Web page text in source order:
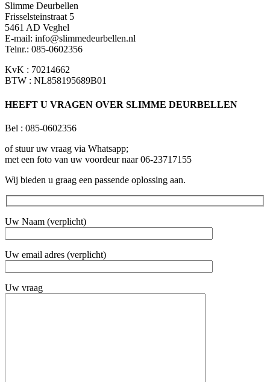
Slimme Deurbellen
Frisselsteinstraat 5
5461 AD Veghel
E-mail: info@slimmedeurbellen.nl
Telnr.: 085-0602356
KvK : 70214662
BTW : NL858195689B01
HEEFT U VRAGEN OVER SLIMME DEURBELLEN
Bel : 085-0602356
of stuur uw vraag via Whatsapp;
met een foto van uw voordeur naar 06-23717155
Wij bieden u graag een passende oplossing aan.
Uw Naam (verplicht)
Uw email adres (verplicht)
Uw vraag